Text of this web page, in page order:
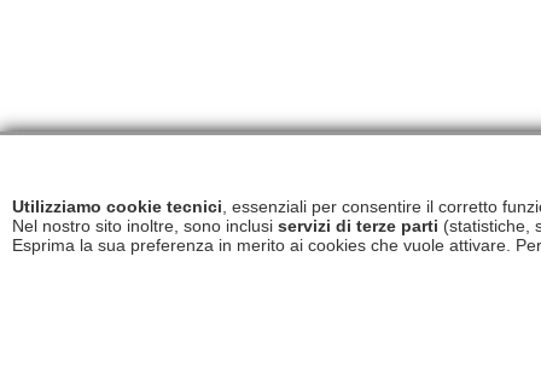
Utilizziamo cookie tecnici , essenziali per consentire il corretto
Nel nostro sito inoltre, sono inclusi servizi di terze parti (statistiche,
Esprima la sua preferenza in merito ai cookies che vuole attivare.